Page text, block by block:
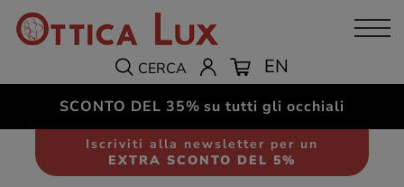
CERCA EN
SCONTO DEL 35% su tutti gli occhiali
Iscriviti alla newsletter per un
EXTRA SCONTO DEL 5%
Occhiali da sole Donna